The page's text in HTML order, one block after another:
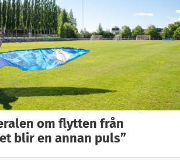
om flytten från
blir en annan puls”